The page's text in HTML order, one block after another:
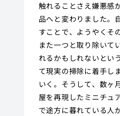
触れることさえ嫌悪感
品へと変わりました。
すことで、ようやくそ
また一つと取り除いて
れるかもしれないとい
て現実の掃除に着手し
いく。そうして、数ヶ
屋を再現したミニチュ
で途方に暮れている人